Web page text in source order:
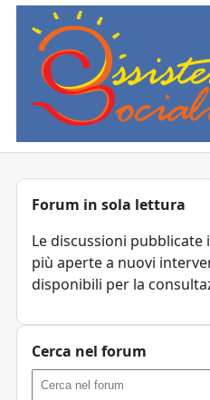
Forum in sola lettura
Le discussioni
più aperte a nuovi
disponibili per la
Cerca nel forum